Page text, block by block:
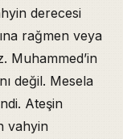
derecesi
rağmen veya
Muhammed’in
değil. Mesela
Ateşin
vahyin